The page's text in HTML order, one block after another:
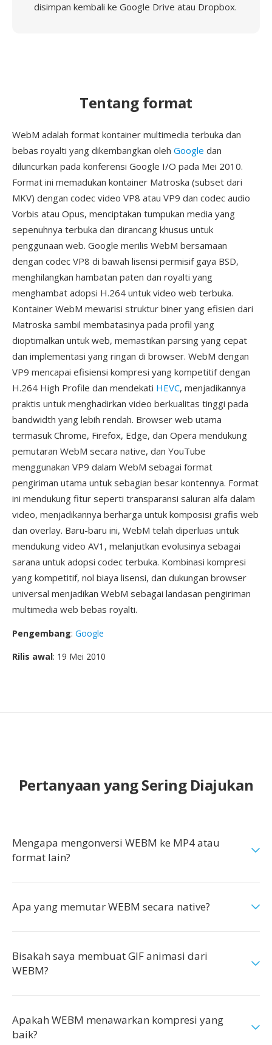
disimpan kembali ke Google Drive atau Dropbox.
Tentang format
WebM adalah format kontainer multimedia terbuka dan
bebas royalti yang dikembangkan oleh Google dan
diluncurkan pada konferensi Google I/O pada Mei 2010.
Format ini memadukan kontainer Matroska (subset dari
MKV) dengan codec video VP8 atau VP9 dan codec audio
Vorbis atau Opus, menciptakan tumpukan media yang
sepenuhnya terbuka dan dirancang khusus untuk
penggunaan web. Google merilis WebM bersamaan
dengan codec VP8 di bawah lisensi permisif gaya BSD,
menghilangkan hambatan paten dan royalti yang
menghambat adopsi H.264 untuk video web terbuka.
Kontainer WebM mewarisi struktur biner yang efisien dari
Matroska sambil membatasinya pada profil yang
dioptimalkan untuk web, memastikan parsing yang cepat
dan implementasi yang ringan di browser. WebM dengan
VP9 mencapai efisiensi kompresi yang kompetitif dengan
H.264 High Profile dan mendekati HEVC, menjadikannya
praktis untuk menghadirkan video berkualitas tinggi pada
bandwidth yang lebih rendah. Browser web utama
termasuk Chrome, Firefox, Edge, dan Opera mendukung
pemutaran WebM secara native, dan YouTube
menggunakan VP9 dalam WebM sebagai format
pengiriman utama untuk sebagian besar kontennya. Format
ini mendukung fitur seperti transparansi saluran alfa dalam
video, menjadikannya berharga untuk komposisi grafis web
dan overlay. Baru-baru ini, WebM telah diperluas untuk
mendukung video AV1, melanjutkan evolusinya sebagai
sarana untuk adopsi codec terbuka. Kombinasi kompresi
yang kompetitif, nol biaya lisensi, dan dukungan browser
universal menjadikan WebM sebagai landasan pengiriman
multimedia web bebas royalti.
Pengembang: Google
Rilis awal: 19 Mei 2010
Pertanyaan yang Sering Diajukan
Mengapa mengonversi WEBM ke MP4 atau
format lain?
Apa yang memutar WEBM secara native?
Bisakah saya membuat GIF animasi dari
WEBM?
Apakah WEBM menawarkan kompresi yang
baik?